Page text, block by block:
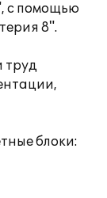
с помощью
8".
труд
блоки: